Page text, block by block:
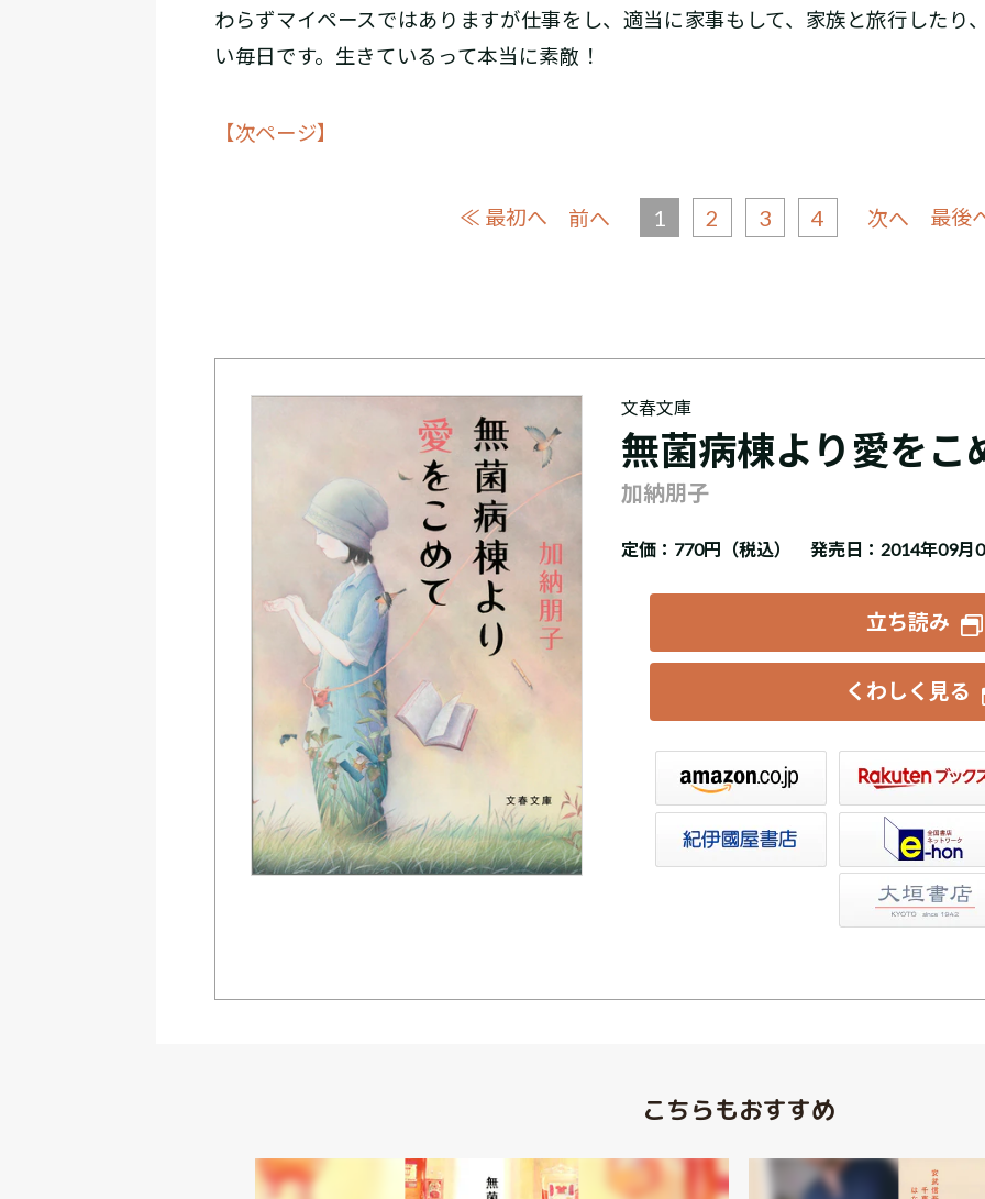
わらずマイペースではありますが仕事をし、適当に家事もして、家族と旅行したり
い毎日です。生きているって本当に素敵！
【次ページ】
≪ 最初へ 前へ 1 2 3 4 次へ 最後
文春文庫
無菌病棟より愛をこ
加納朋子
定価： 770円（税込） 発売日：2014年09月
立ち読み
くわしく見る
Amazon セブンネット
紀伊國屋書店ウェブストア
e-hon HonyaClub
こちらもおすすめ